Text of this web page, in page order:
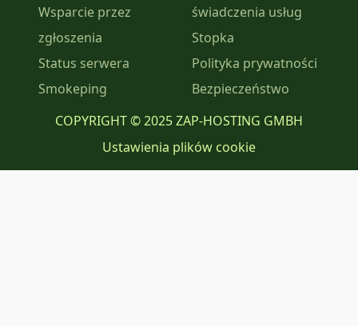
Wsparcie przez
zgłoszenia
Status serwera
Smokeping
świadczenia usług
Stopka
Polityka prywatności
Bezpieczeństwo
COPYRIGHT © 2025 ZAP-HOSTING GMBH
Ustawienia plików cookie